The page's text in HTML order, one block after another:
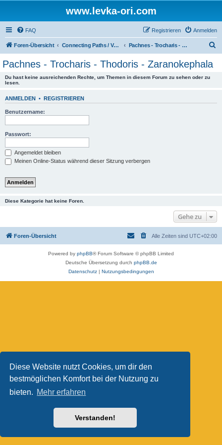
Diese Website nutzt Cookies, um dir den
bestmöglichen Komfort bei der Nutzung zu
bieten. Mehr erfahren
Verstanden!
www.levka-ori.com
FAQ Anmelden
Registrieren
Foren-Übersicht Connecting Paths / Verbindungswege Pachnes - Trocharis - Thodoris - Zaranokephala
Pachnes - Trocharis - Thodoris - Zaranokephala
Du hast keine ausreichenden Rechte, um Themen in diesem Forum zu sehen oder zu
lesen.
ANMELDEN • REGISTRIEREN
Benutzername:
Passwort:
Angemeldet bleiben
Meinen Online-Status während dieser Sitzung verbergen
Diese Kategorie hat keine Foren.
Gehe zu
Foren-Übersicht Alle Zeiten sind UTC+02:00
Powered by phpBB® Forum Software © phpBB Limited
Deutsche Übersetzung durch phpBB.de
Datenschutz| Nutzungsbedingungen